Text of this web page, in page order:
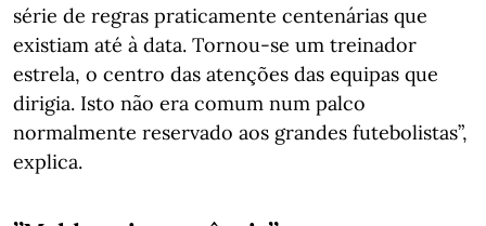
série de regras praticamente centenárias que
existiam até à data. Tornou-se um treinador
estrela, o centro das atenções das equipas que
dirigia. Isto não era comum num palco
normalmente reservado aos grandes futebolistas”,
explica.